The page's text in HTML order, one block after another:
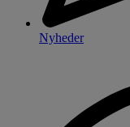
Nyheder